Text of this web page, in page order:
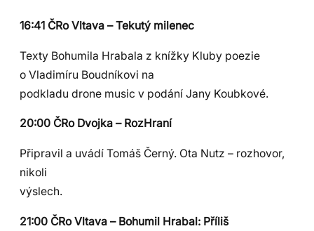
16:41 ČRo Vltava – Tekutý milenec
Texty Bohumila Hrabala z knížky Kluby poezie
o Vladimíru Boudníkovi na
podkladu drone music v podání Jany Koubkové.
20:00 ČRo Dvojka – RozHraní
Připravil a uvádí Tomáš Černý. Ota Nutz – rozhovor,
nikoli
výslech.
21:00 ČRo Vltava – Bohumil Hrabal: Příliš